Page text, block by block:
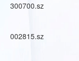
300700.sz
002815.sz